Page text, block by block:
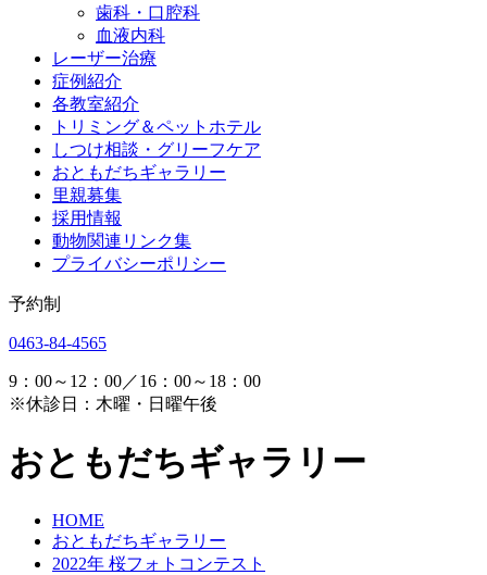
歯科・口腔科
血液内科
レーザー治療
症例紹介
各教室紹介
トリミング＆ペットホテル
しつけ相談・グリーフケア
おともだちギャラリー
里親募集
採用情報
動物関連リンク集
プライバシーポリシー
予約制
0463-84-4565
9：00～12：00／16：00～18：00
※休診日：木曜・日曜午後
おともだちギャラリー
HOME
おともだちギャラリー
2022年 桜フォトコンテスト